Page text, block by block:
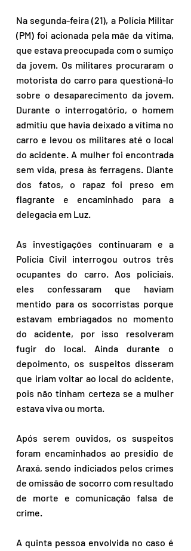
Na segunda-feira (21), a Polícia Militar
(PM) foi acionada pela mãe da vítima,
que estava preocupada com o sumiço
da jovem. Os militares procuraram o
motorista do carro para questioná-lo
sobre o desaparecimento da jovem.
Durante o interrogatório, o homem
admitiu que havia deixado a vítima no
carro e levou os militares até o local
do acidente. A mulher foi encontrada
sem vida, presa às ferragens. Diante
dos fatos, o rapaz foi preso em
flagrante e encaminhado para a
delegacia em Luz.
As investigações continuaram e a
Polícia Civil interrogou outros três
ocupantes do carro. Aos policiais,
eles confessaram que haviam
mentido para os socorristas porque
estavam embriagados no momento
do acidente, por isso resolveram
fugir do local. Ainda durante o
depoimento, os suspeitos disseram
que iriam voltar ao local do acidente,
pois não tinham certeza se a mulher
estava viva ou morta.
Após serem ouvidos, os suspeitos
foram encaminhados ao presídio de
Araxá, sendo indiciados pelos crimes
de omissão de socorro com resultado
de morte e comunicação falsa de
crime.
A quinta pessoa envolvida no caso é